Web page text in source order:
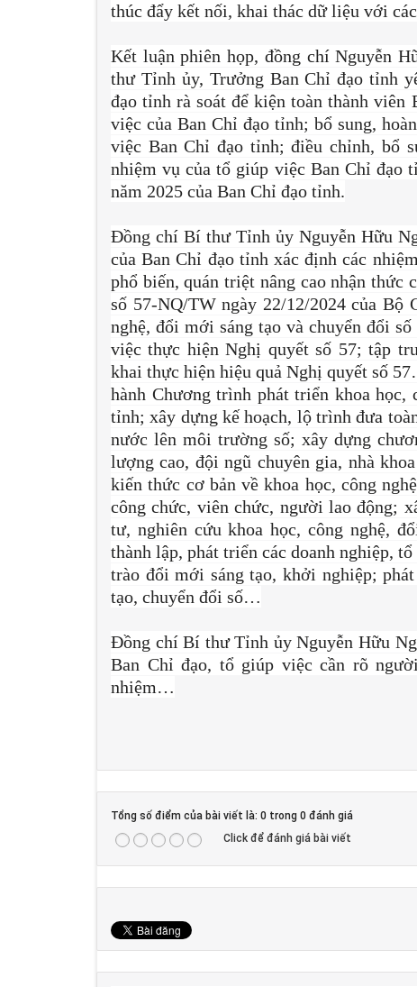
thúc đẩy kết nối, khai thác dữ liệu với
Kết luận phiên họp, đồng chí Nguyễn
thư Tỉnh ủy, Trưởng Ban Chỉ đạo tỉnh
đạo tỉnh rà soát để kiện toàn thành viên
việc của Ban Chỉ đạo tỉnh; bổ sung,
việc Ban Chỉ đạo tỉnh; điều chỉnh, bổ
nhiệm vụ của tổ giúp việc Ban Chỉ đạo
năm 2025 của Ban Chỉ đạo tỉnh.
Đồng chí Bí thư Tỉnh ủy Nguyễn Hữu
của Ban Chỉ đạo tỉnh xác định các
phổ biến, quán triệt nâng cao nhận thức
số 57-NQ/TW ngày 22/12/2024 của Bộ
nghệ, đổi mới sáng tạo và chuyển đổi
việc thực hiện Nghị quyết số 57; tập
khai thực hiện hiệu quả Nghị quyết số
hành Chương trình phát triển khoa học,
tỉnh; xây dựng kế hoạch, lộ trình đưa
nước lên môi trường số; xây dựng
lượng cao, đội ngũ chuyên gia, nhà
kiến thức cơ bản về khoa học, công
công chức, viên chức, người lao động;
tư, nghiên cứu khoa học, công nghệ,
thành lập, phát triển các doanh nghiệp,
trào đổi mới sáng tạo, khởi nghiệp;
tạo, chuyển đổi số…
Đồng chí Bí thư Tỉnh ủy Nguyễn Hữu
Ban Chỉ đạo, tổ giúp việc cần rõ
nhiệm…
Tổng số điểm của bài viết là: 0 trong 0 đánh giá
Click để đánh giá bài viết